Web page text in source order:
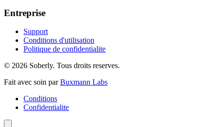
Entreprise
Support
Conditions d'utilisation
Politique de confidentialite
© 2026 Soberly. Tous droits reserves.
Fait avec soin parBuxmann Labs
Conditions
Confidentialite